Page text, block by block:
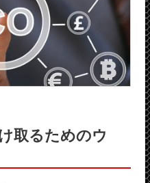
取るためのウ